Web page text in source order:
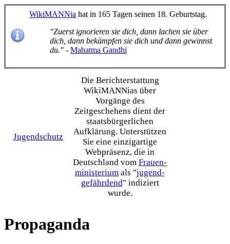
WikiMANNia hat in 165 Tagen seinen 18. Geburtstag.
"Zuerst ignorieren sie dich, dann lachen sie über
dich, dann bekämpfen sie dich und dann gewinnst
du." - Mahatma Gandhi
Jugendschutz
Die Bericht­erstattung
WikiMANNias über
Vorgänge des
Zeitgeschehens dient der
staats­bürgerlichen
Aufklärung. Unterstützen
Sie eine einzig­artige
Webpräsenz, die in
Deutschland vom Frauen­
ministerium als "jugend­
gefährdend" indiziert
wurde.
Propaganda